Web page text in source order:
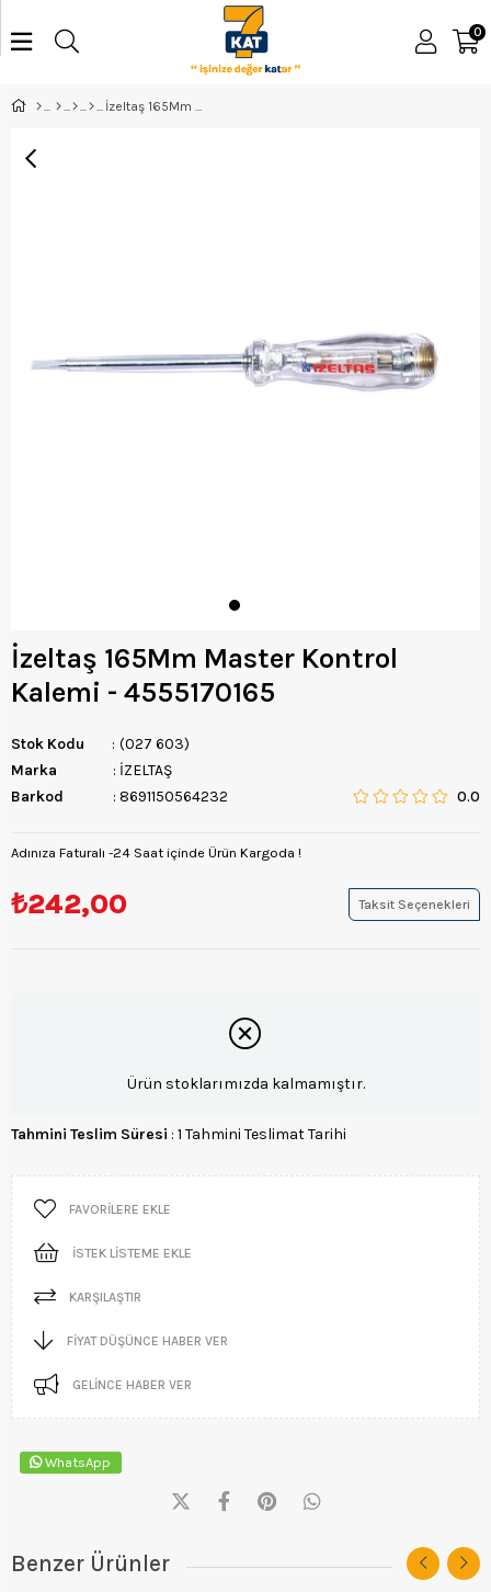
0
İzeltaş 165Mm Master Kontrol
Kalemi - 4555170165
Stok Kodu
(027 603)
Marka
: İZELTAŞ
Barkod
: 8691150564232 0.0
Adınıza Faturalı -24 Saat içinde Ürün Kargoda !
₺242,00 Taksit Seçenekleri
Ürün stoklarımızda kalmamıştır.
Tahmini Teslim Süresi : 1 Tahmini Teslimat Tarihi
FAVORILERE EKLE
İSTEK LISTEME EKLE
KARŞILAŞTIR
FIYAT DÜŞÜNCE HABER VER
GELINCE HABER VER
WhatsApp
Benzer Ürünler